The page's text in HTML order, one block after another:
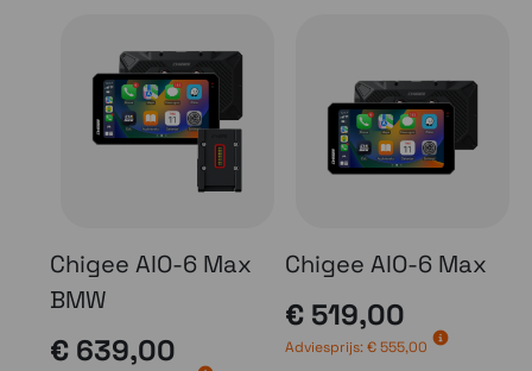
Chigee AIO-6 Max
BMW
€ 639,00
Chigee AIO-6 Max
€ 519,00
Adviesprijs:€ 555,00